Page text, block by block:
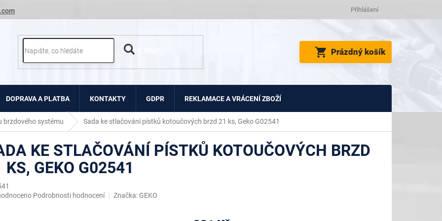
Přihlášení
NÁKUPNÍ
KOŠÍK
Prázdný košík
DOPRAVA A PLATBA KONTAKTY GDPR REKLAMACE A VRÁCENÍ ZBOŽÍ
brzdového systému Sada ke stlačování pístků kotoučových brzd 21 ks, Geko G02541
KE STLAČOVÁNÍ PÍSTKŮ KOTOUČOVÝCH BRZD
KS, GEKO G02541
Podrobnosti hodnocení Značka: GEKO